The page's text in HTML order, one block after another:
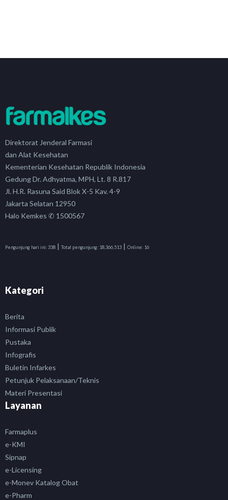
Direktorat Jenderal Farmasi
dan Alat Kesehatan
Kementerian Kesehatan Republik Indonesia
Gedung Dr. Adhyatma, MPH, Lt. 8 R.817
Jl. H.R. Rasuna Said Blok X-5 Kav. 4-9
Jakarta Selatan 12950
Halo Kemkes ✆ 1500567
Pengunjung hari ini: 338 | Total pengunjung: 18,366,513 | Online: 16
Kategori
Berita
Informasi Publik
Pustaka
Infografis
Buletin Infarkes
Petunjuk Pelaksanaan/Teknis
Materi Presentasi
Layanan
Farmaplus
e-KMI
Sipnap
e-Licensing
e-Monev Katalog Obat
e-Pharm